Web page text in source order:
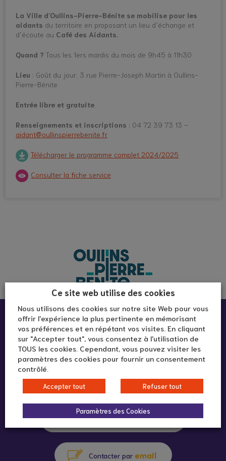
La Ville d’Oullins-Pierre-Bénite se mobilise pour les
aidants du territoire en proposant un lieu d’échange et
d’écoute au Café des Aidants.
Quand ? Tous les 1ers mardis du mois de 9h45 à 11h30
Lieu : Goût du jour, 3 rue Pierre-Joseph Martin à Oullins-
Pierre-Bénite
Entrée libre et gratuite
Renseignements et inscriptions : 04 72 39 73 13 –
aidant@oullinspierrebenite.fr
Télécharger le programme complet 2024/2025
Consulter la fiche service
Infos pratiques :
Goût du Jour
3 rue Pierre-Joseph Martin
69600 Oullins-Pierre-Bénite
appeler au04 72 39 73 13
Contacter par email
Ce site web utilise des cookies
Nous utilisons des cookies sur notre site Web pour vous
offrir l'expérience la plus pertinente en mémorisant
vos préférences et en répétant vos visites. En cliquant
sur "Accepter tout", vous consentez à l'utilisation de
TOUS les cookies. Cependant, vous pouvez visiter les
paramètres des cookies pour fournir un consentement
contrôlé.
Accepter tout Refuser tout
Paramètres des Cookies